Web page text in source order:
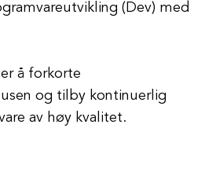
(Dev) med
å forkorte
og tilby kontinuerlig
av høy kvalitet.